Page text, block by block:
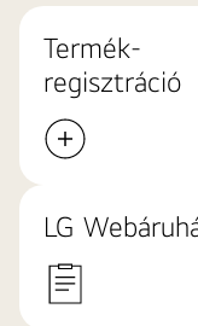
Termék-
regisztráció
LG